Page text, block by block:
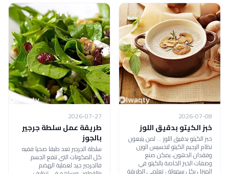
2026-07-08
خبز الكيتو بدقيق اللوز
خبز الكيتو بدقيق اللوز ... لمن يتبعون
نظام الرجيم الكيتو لتخسيس الوزن
وفقدان الدهون، يمكن صنع
وصفات الخبز الخاصة بالكيتو في
المنزل بكل سهولة ، تعلمي الطريقة
2026-07-27
طريقة عمل سلطة جرجير
بالجوز
سلطة الجرجير تعد طبقا صحيا ففيه
كل المكونات التي تنفع الجسم
فالجرجير جيد لعملية الهضم